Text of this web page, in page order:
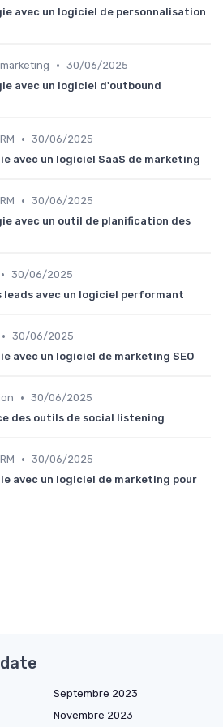
avec un logiciel de personnalisation
• 30/06/2025
avec un logiciel d'outbound
• 30/06/2025
avec un logiciel SaaS de marketing
• 30/06/2025
avec un outil de planification des
• 30/06/2025
leads avec un logiciel performant
• 30/06/2025
avec un logiciel de marketing SEO
• 30/06/2025
des outils de social listening
• 30/06/2025
avec un logiciel de marketing pour
Septembre 2023
Novembre 2023